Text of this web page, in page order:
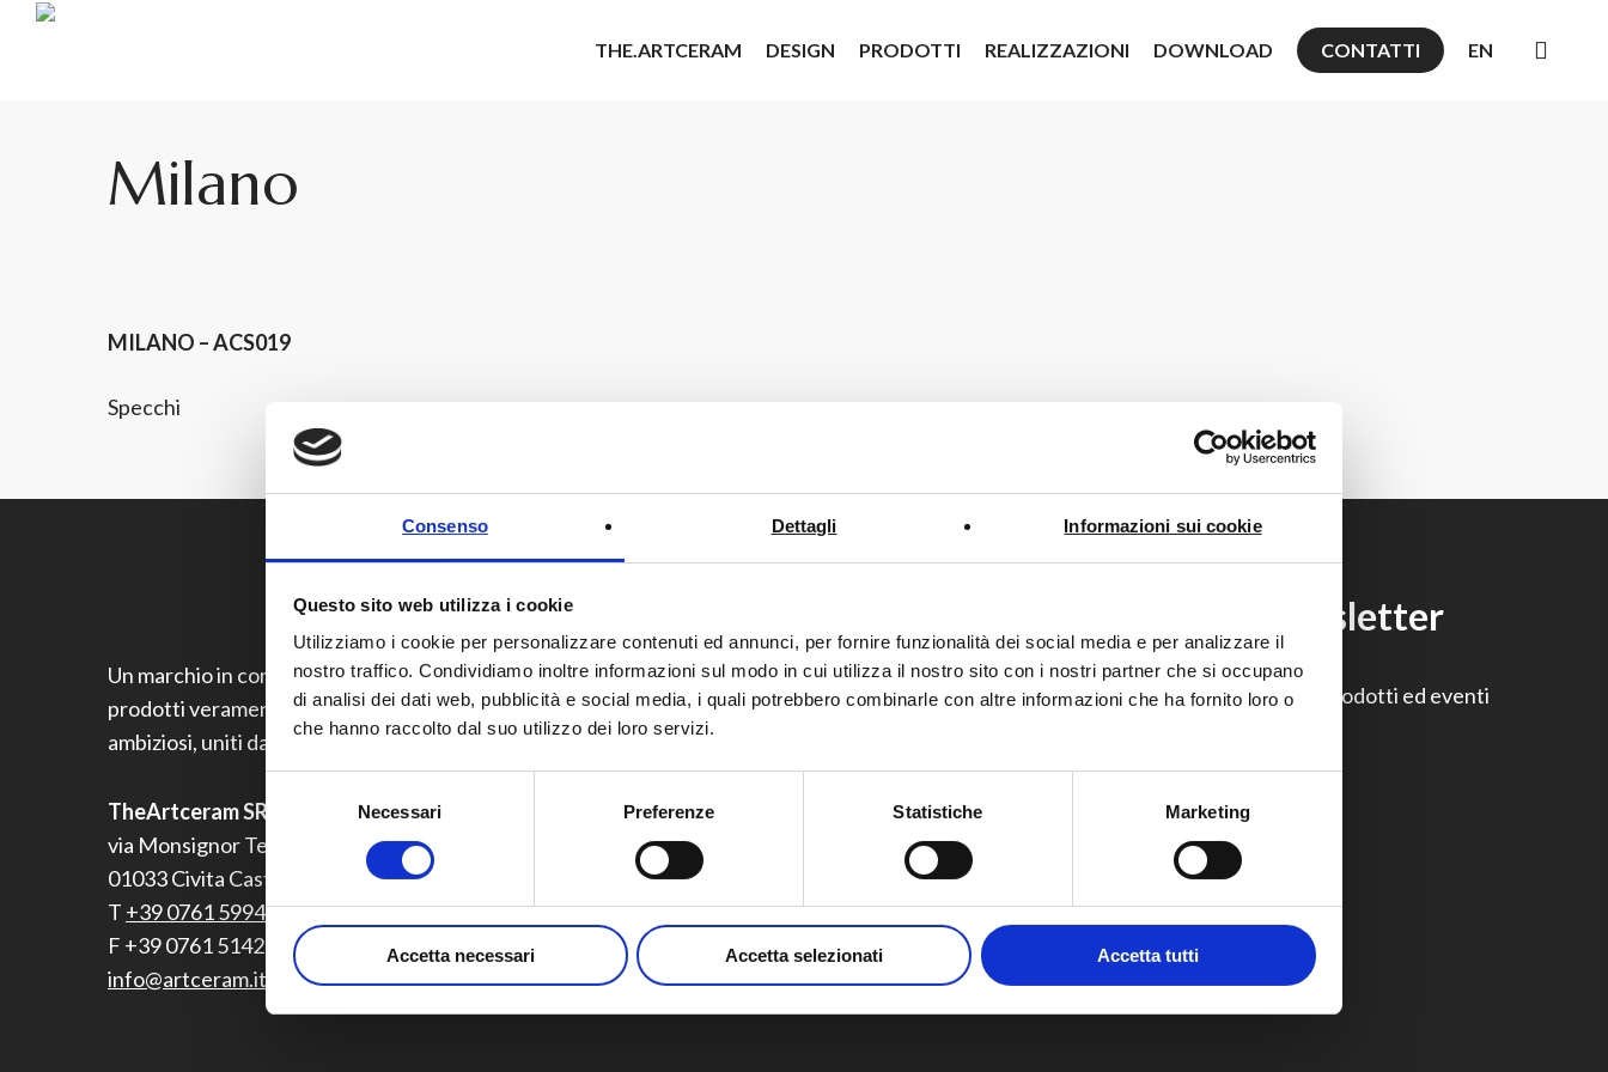
Consenso Dettagli Informazioni sui cookie
Questo sito web utilizza i cookie
Utilizziamo i cookie per personalizzare contenuti ed annunci, per fornire funzionalità dei social media e per analizzare il
nostro traffico. Condividiamo inoltre informazioni sul modo in cui utilizza il nostro sito con i nostri partner che si occupano
di analisi dei dati web, pubblicità e social media, i quali potrebbero combinarle con altre informazioni che ha fornito loro o
che hanno raccolto dal suo utilizzo dei loro servizi.
del
consenso
Necessari Preferenze Statistiche Marketing
Accetta necessari Accetta selezionati Accetta tutti
Skip
THE.ARTCERAM DESIGN PRODOTTI REALIZZAZIONI DOWNLOAD CONTATTI EN
Milano
MILANO – ACS019
Specchi
Un marchio in continua evoluzione che offre
prodotti veramente originali, unici, freschi ed
ambiziosi, uniti da uno spirito di innovazione.
TheArtceram SRL
via Monsignor Tenderini snc
01033 Civita Castellana (VT) Italy
T +39 0761 599499
F +39 0761 514232
info@artceram.it
Iscriviti alla newsletter
Non perderti le ultime news, prodotti ed eventi
ISCRIVITI